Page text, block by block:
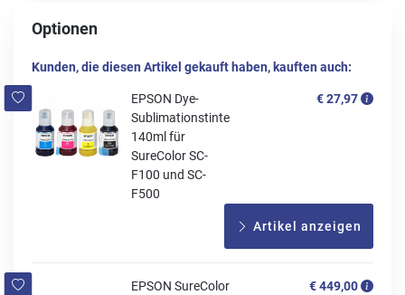
Optionen
Kunden, die diesen Artikel gekauft haben, kauften auch:
EPSON Dye-
Sublimationstinte
140ml für
SureColor SC-
F100 und SC-
F500
€ 27,97
Artikel anzeigen
EPSON SureColor
€ 449,00